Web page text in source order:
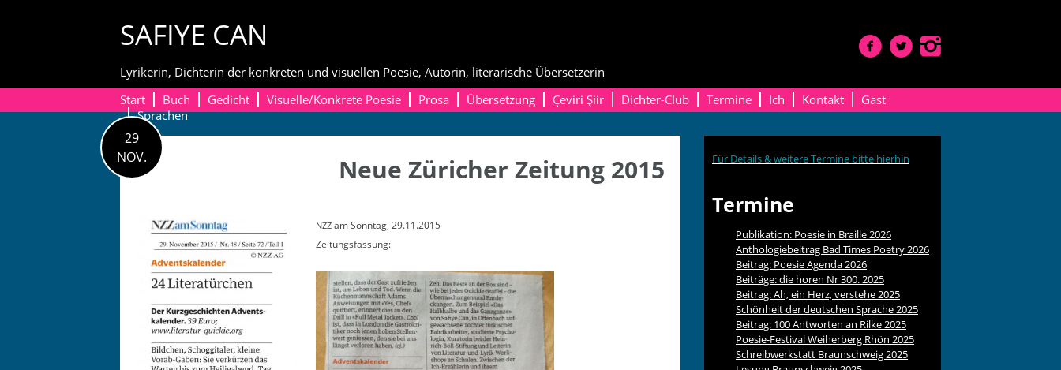
SAFIYE CAN
Lyrikerin, Dichterin der konkreten und visuellen Poesie, Autorin, literarische Übersetzerin
Start
Buch Gedicht Visuelle/Konkrete Poesie Prosa Übersetzung Çeviri Şiir Dichter-Club Termine Ich Kontakt
Gast
Sprachen
29
NOV.
Neue Züricher Zeitung 2015
NZZ am Son­ntag, 29.11.2015
Zeitungsfassung:
Für Details & weitere Termine bitte hierhin
Termine
Publikation: Poesie in Braille 2026
Anthologiebeitrag Bad Times Poetry 2026
Beitrag: Poesie Agenda 2026
Beiträge: die horen Nr 300. 2025
Beitrag: Ah, ein Herz, verstehe 2025
Schönheit der deutschen Sprache 2025
Beitrag: 100 Antworten an Rilke 2025
Poesie-Festival Weiherberg Rhön 2025
Schreibwerkstatt Braunschweig 2025